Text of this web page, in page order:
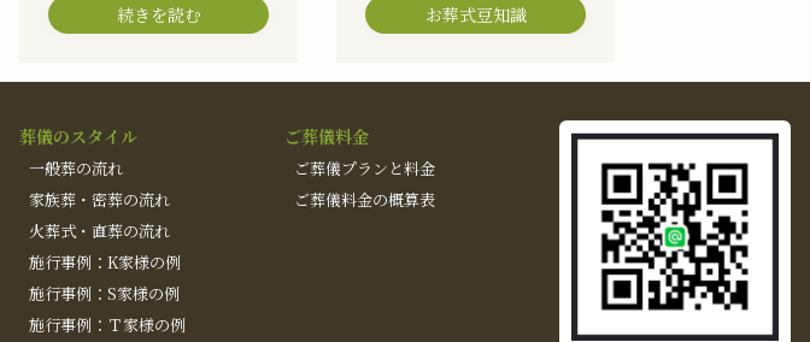
続きを読む
お葬式豆知識
葬儀のスタイル
一般葬の流れ
家族葬・密葬の流れ
火葬式・直葬の流れ
施行事例：K家様の例
施行事例：S家様の例
施行事例：Ｔ家様の例
ご葬儀料金
ご葬儀プランと料金
ご葬儀料金の概算表